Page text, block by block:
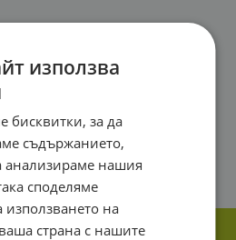
използва
бисквитки, за да
съдържанието,
анализираме нашия
споделяме
на
страна с нашите